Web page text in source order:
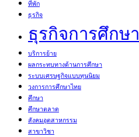
ที่พัก
ธุรกิจ
ธุรกิจการศึกษา
บริการย้าย
ผลกระทบทางด้านการศึกษา
ระบบเศรษฐกิจแบบทุนนิยม
วงการการศึกษาไทย
ศึกษา
ศึกษาตลาด
สังคมอุตสาหกรรม
สาขาวิชา